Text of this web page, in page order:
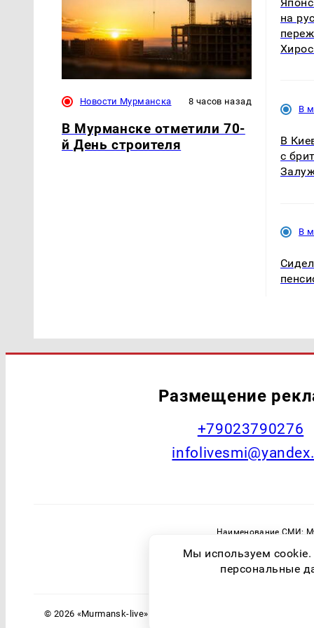
Новости Мурманска 8 часов назад
В Мурманске отметили 70-
й День строителя
на
В
В
с
В
Размещение
+79023790276
Наименование СМИ:
Зарегистрировавший орган:
© 2026 «Murmansk-live» | Все права защищены
Мы используем
персональные